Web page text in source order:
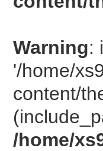
Warning:
'/home/
content/
/home/